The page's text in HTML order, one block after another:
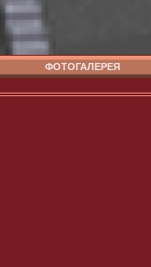
ФОТОГАЛЕРЕЯ